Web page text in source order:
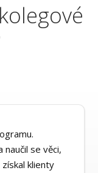
naučil se věci,
klienty